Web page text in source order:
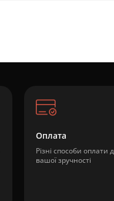
Оплата
Різні способи оплати
вашої зручності